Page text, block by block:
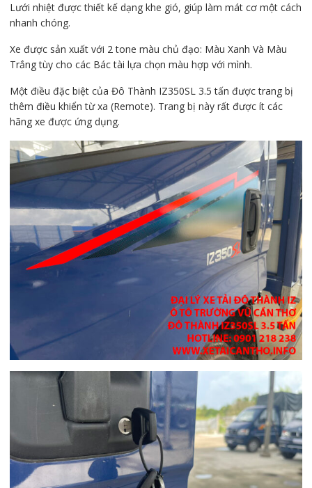
Lưới nhiệt được thiết kế dạng khe gió, giúp làm mát cơ một cách
nhanh chóng.
Xe được sản xuất với 2 tone màu chủ đạo: Màu Xanh Và Màu
Trắng tùy cho các Bác tài lựa chọn màu hợp với mình.
Một điều đặc biệt của Đô Thành IZ350SL 3.5 tấn được trang bị
thêm điều khiển từ xa (Remote). Trang bị này rất được ít các
hãng xe được ứng dụng.